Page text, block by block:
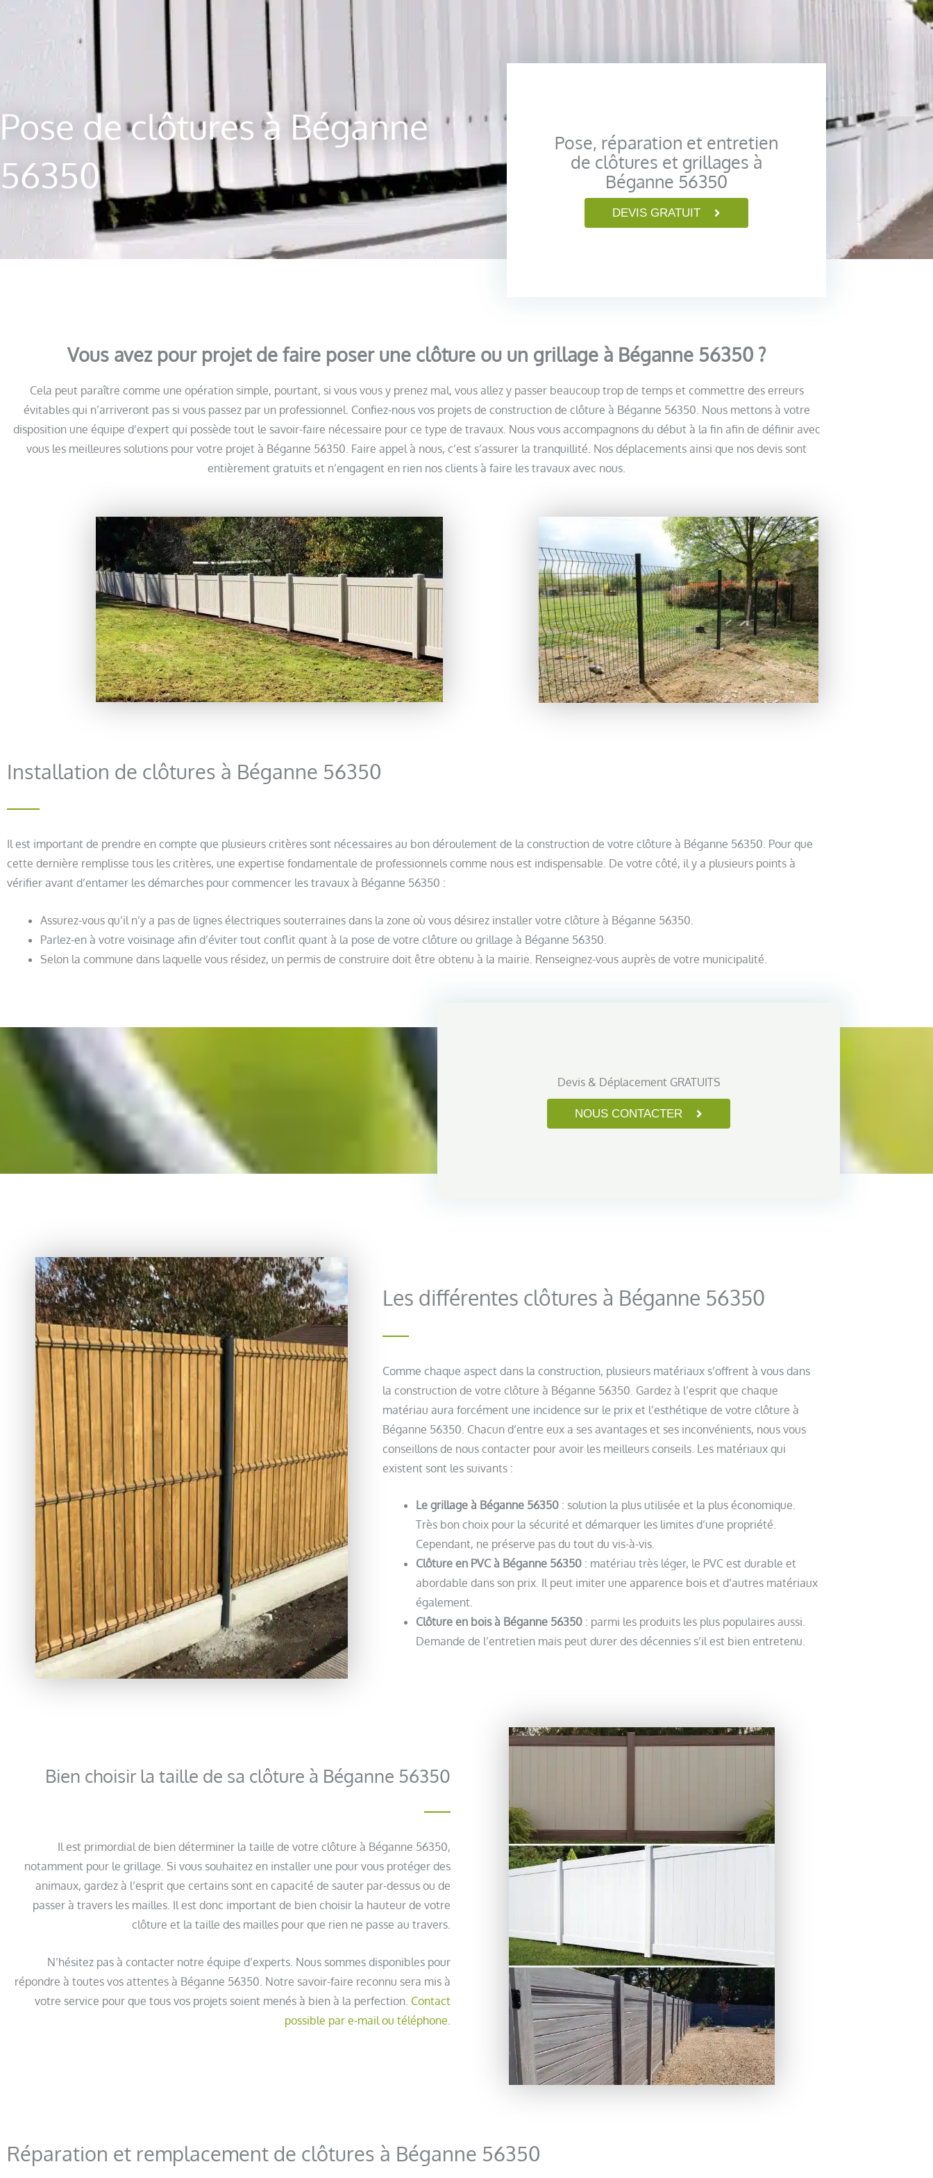
Pose de clôtures à Béganne
56350
Pose, réparation et entretien
de clôtures et grillages à
Béganne 56350
DEVIS GRATUIT
Vous avez pour projet de faire poser une clôture ou un grillage à Béganne 56350 ?
Cela peut paraître comme une opération simple, pourtant, si vous vous y prenez mal, vous allez y passer beaucoup trop de temps et commettre des erreurs
évitables qui n’arriveront pas si vous passez par un professionnel. Confiez-nous vos projets de construction de clôture à Béganne 56350. Nous mettons à votre
disposition une équipe d’expert qui possède tout le savoir-faire nécessaire pour ce type de travaux. Nous vous accompagnons du début à la fin afin de définir avec
vous les meilleures solutions pour votre projet à Béganne 56350. Faire appel à nous, c’est s’assurer la tranquillité. Nos déplacements ainsi que nos devis sont
entièrement gratuits et n’engagent en rien nos clients à faire les travaux avec nous.
Installation de clôtures à Béganne 56350
Il est important de prendre en compte que plusieurs critères sont nécessaires au bon déroulement de la construction de votre clôture à Béganne 56350. Pour que
cette dernière remplisse tous les critères, une expertise fondamentale de professionnels comme nous est indispensable. De votre côté, il y a plusieurs points à
vérifier avant d’entamer les démarches pour commencer les travaux à Béganne 56350 :
Assurez-vous qu’il n’y a pas de lignes électriques souterraines dans la zone où vous désirez installer votre clôture à Béganne 56350.
Parlez-en à votre voisinage afin d’éviter tout conflit quant à la pose de votre clôture ou grillage à Béganne 56350.
Selon la commune dans laquelle vous résidez, un permis de construire doit être obtenu à la mairie. Renseignez-vous auprès de votre municipalité.
Devis & Déplacement GRATUITS
NOUS CONTACTER
Les différentes clôtures à Béganne 56350
Comme chaque aspect dans la construction, plusieurs matériaux s’offrent à vous dans
la construction de votre clôture à Béganne 56350. Gardez à l’esprit que chaque
matériau aura forcément une incidence sur le prix et l’esthétique de votre clôture à
Béganne 56350. Chacun d’entre eux a ses avantages et ses inconvénients, nous vous
conseillons de nous contacter pour avoir les meilleurs conseils. Les matériaux qui
existent sont les suivants :
Le grillage à Béganne 56350 : solution la plus utilisée et la plus économique.
Très bon choix pour la sécurité et démarquer les limites d’une propriété.
Cependant, ne préserve pas du tout du vis-à-vis.
Clôture en PVC à Béganne 56350 : matériau très léger, le PVC est durable et
abordable dans son prix. Il peut imiter une apparence bois et d’autres matériaux
également.
Clôture en bois à Béganne 56350 : parmi les produits les plus populaires aussi.
Demande de l’entretien mais peut durer des décennies s’il est bien entretenu.
Bien choisir la taille de sa clôture à Béganne 56350
Il est primordial de bien déterminer la taille de votre clôture à Béganne 56350,
notamment pour le grillage. Si vous souhaitez en installer une pour vous protéger des
animaux, gardez à l’esprit que certains sont en capacité de sauter par-dessus ou de
passer à travers les mailles. Il est donc important de bien choisir la hauteur de votre
clôture et la taille des mailles pour que rien ne passe au travers.
N’hésitez pas à contacter notre équipe d’experts. Nous sommes disponibles pour
répondre à toutes vos attentes à Béganne 56350. Notre savoir-faire reconnu sera mis à
votre service pour que tous vos projets soient menés à bien à la perfection. Contact
possible par e-mail ou téléphone.
Réparation et remplacement de clôtures à Béganne 56350